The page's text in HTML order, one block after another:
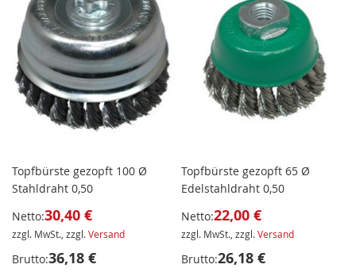
Topfbürste gezopft 100 Ø
Stahldraht 0,50
Netto:30,40 €
zzgl. MwSt., zzgl.Versand
Brutto:36,18 €
Topfbürste gezopft 65 Ø
Edelstahldraht 0,50
Netto:22,00 €
zzgl. MwSt., zzgl.Versand
Brutto:26,18 €